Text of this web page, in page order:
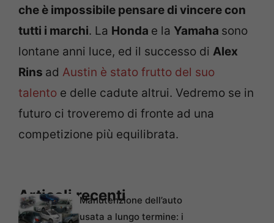
che è impossibile pensare di vincere con
tutti i marchi. La Honda e la Yamaha sono
lontane anni luce, ed il successo di Alex
Rins ad Austin è stato frutto del suo
talento e delle cadute altrui. Vedremo se in
futuro ci troveremo di fronte ad una
competizione più equilibrata.
Articoli recentiManutenzione dell’auto
usata a lungo termine: i